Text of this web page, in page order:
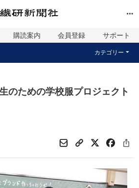
購読案内 会員登録 サポート
カテゴリー
のための学校服プロジェクト